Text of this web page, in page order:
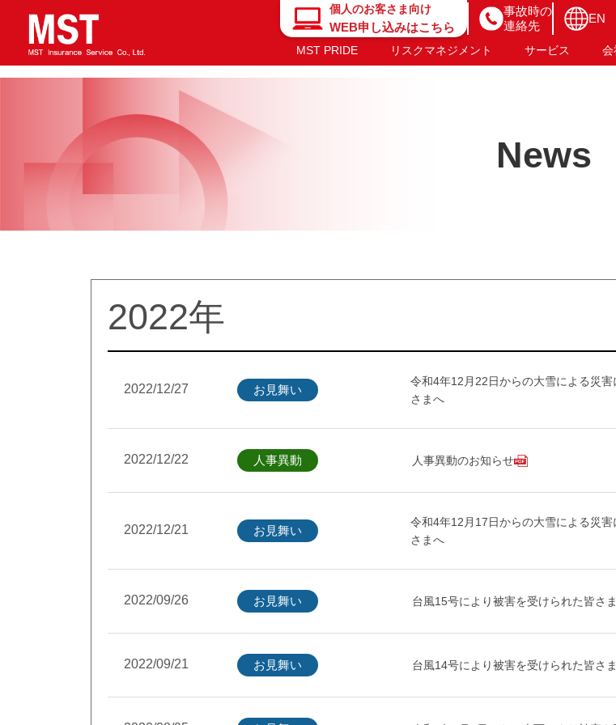
個人のお客さま向け
WEB申し込みはこちら
事故時の
連絡先
EN
MST PRIDE リスクマネジメント サービス 会
News
2022年
2022/12/27 お見舞い
令和4年12月22日からの大雪による災
さまへ
2022/12/22 人事異動 人事異動のお知らせ
2022/12/21 お見舞い
令和4年12月17日からの大雪による災
さまへ
2022/09/26 お見舞い 台風15号により被害を受けられた皆さ
2022/09/21 お見舞い 台風14号により被害を受けられた皆さ